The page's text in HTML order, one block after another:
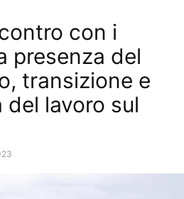
con i
presenza del
transizione e
del lavoro sul